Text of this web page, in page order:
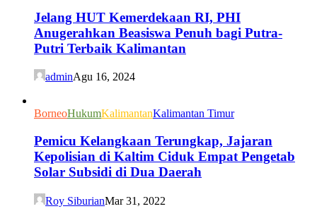
Jelang HUT Kemerdekaan RI, PHI
Anugerahkan Beasiswa Penuh bagi Putra-
Putri Terbaik Kalimantan
adminAgu 16, 2024
BorneoHukumKalimantanKalimantan Timur
Pemicu Kelangkaan Terungkap, Jajaran
Kepolisian di Kaltim Ciduk Empat Pengetab
Solar Subsidi di Dua Daerah
Roy SiburianMar 31, 2022